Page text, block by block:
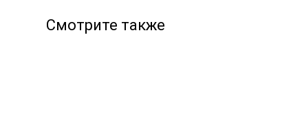
Смотрите также